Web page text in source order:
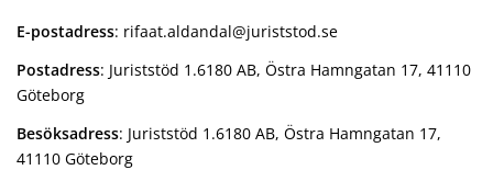
E-postadress: rifaat.aldandal@juriststod.se
Postadress: Juriststöd 1.6180 AB, Östra Hamngatan 17, 41110
Göteborg
Besöksadress: Juriststöd 1.6180 AB, Östra Hamngatan 17,
41110 Göteborg